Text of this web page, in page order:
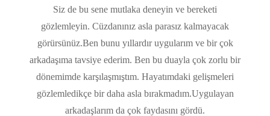
Siz de bu sene mutlaka deneyin ve bereketi
gözlemleyin. Cüzdanınız asla parasız kalmayacak
görürsünüz.Ben bunu yıllardır uygularım ve bir çok
arkadaşıma tavsiye ederim. Ben bu duayla çok zorlu bir
dönemimde karşılaşmıştım. Hayatımdaki gelişmeleri
gözlemledikçe bir daha asla bırakmadım.Uygulayan
arkadaşlarım da çok faydasını gördü.